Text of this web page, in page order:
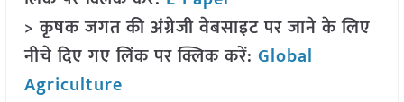
> कृषक जगत की अंग्रेजी वेबसाइट पर जाने के लिए
नीचे दिए गए लिंक पर क्लिक करें: Global
Agriculture